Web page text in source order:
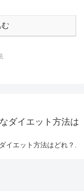
ダイエット方法は
イエット方法はどれ？.